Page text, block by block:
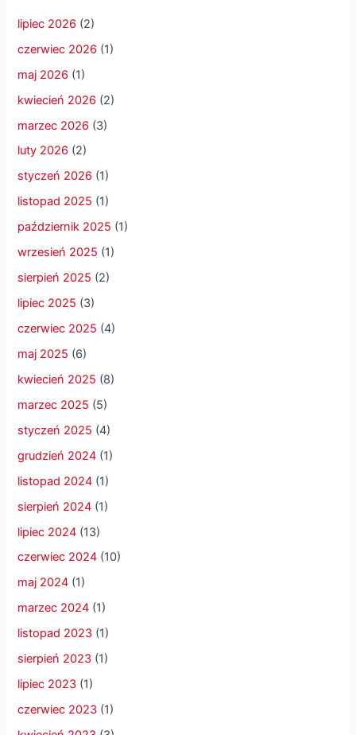
lipiec 2026 (2)
czerwiec 2026 (1)
maj 2026 (1)
kwiecień 2026 (2)
marzec 2026 (3)
luty 2026 (2)
styczeń 2026 (1)
listopad 2025 (1)
październik 2025 (1)
wrzesień 2025 (1)
sierpień 2025 (2)
lipiec 2025 (3)
czerwiec 2025 (4)
maj 2025 (6)
kwiecień 2025 (8)
marzec 2025 (5)
styczeń 2025 (4)
grudzień 2024 (1)
listopad 2024 (1)
sierpień 2024 (1)
lipiec 2024 (13)
czerwiec 2024 (10)
maj 2024 (1)
marzec 2024 (1)
listopad 2023 (1)
sierpień 2023 (1)
lipiec 2023 (1)
czerwiec 2023 (1)